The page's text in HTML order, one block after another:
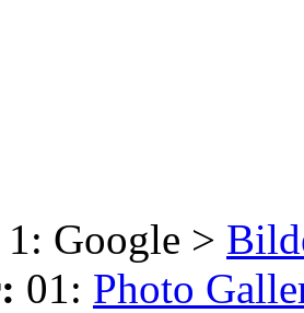
1: Google >
01: Photo